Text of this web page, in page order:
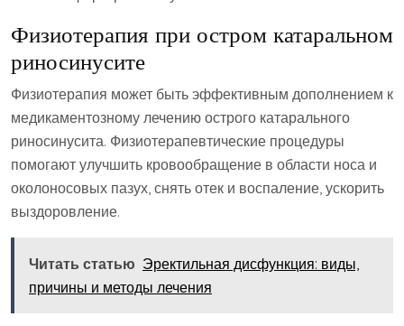
Физиотерапия при остром катаральном
риносинусите
Физиотерапия может быть эффективным дополнением к
медикаментозному лечению острого катарального
риносинусита. Физиотерапевтические процедуры
помогают улучшить кровообращение в области носа и
околоносовых пазух‚ снять отек и воспаление‚ ускорить
выздоровление.
Читать статью Эректильная дисфункция: виды,
причины и методы лечения